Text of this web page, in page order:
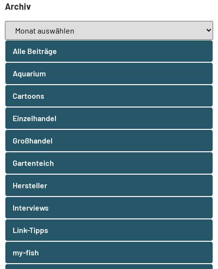
Archiv
Alle Beiträge
Aquarium
Cartoons
Einzelhandel
Großhandel
Gartenteich
Hersteller
Interviews
Link-Tipps
my-fish